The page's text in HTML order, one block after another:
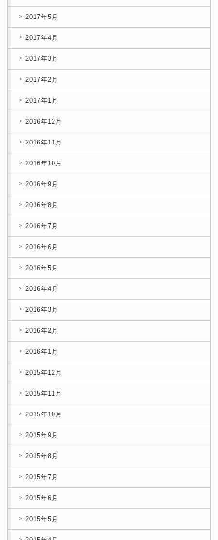
2017年5月
2017年4月
2017年3月
2017年2月
2017年1月
2016年12月
2016年11月
2016年10月
2016年9月
2016年8月
2016年7月
2016年6月
2016年5月
2016年4月
2016年3月
2016年2月
2016年1月
2015年12月
2015年11月
2015年10月
2015年9月
2015年8月
2015年7月
2015年6月
2015年5月